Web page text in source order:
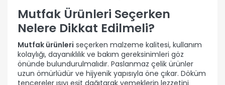
Mutfak Ürünleri Seçerken
Nelere Dikkat Edilmeli?
Mutfak ürünleri seçerken malzeme kalitesi, kullanım
kolaylığı, dayanıklılık ve bakım gereksinimleri göz
önünde bulundurulmalıdır. Paslanmaz çelik ürünler
uzun ömürlüdür ve hijyenik yapısıyla öne çıkar. Döküm